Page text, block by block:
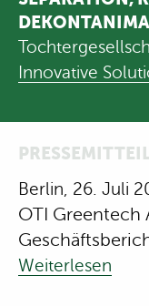
Innovative
Berlin, 26. Juli
OTI Greentech
Weiterlesen